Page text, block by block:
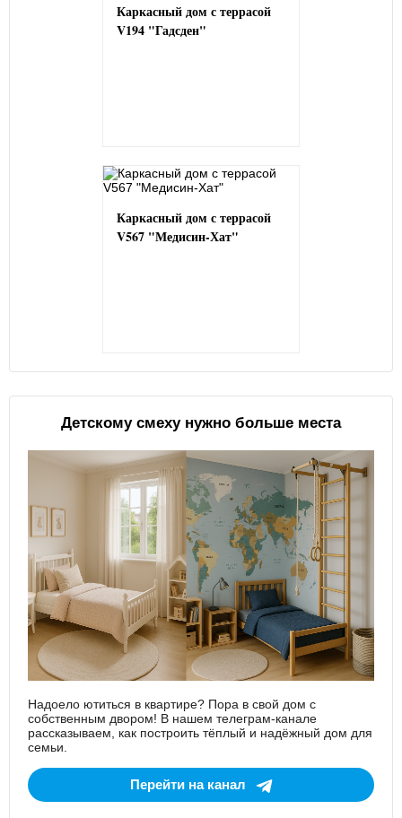
Каркасный дом с террасой
V194 "Гадсден"
Каркасный дом с террасой
V567 "Медисин-Хат"
Детскому смеху нужно больше места
Надоело ютиться в квартире? Пора в свой дом с
собственным двором! В нашем телеграм-канале
рассказываем, как построить тёплый и надёжный дом для
семьи.
Перейти на канал